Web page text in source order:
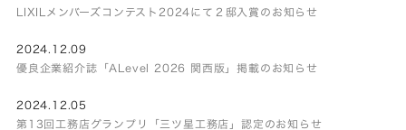
LIXILメンバーズコンテスト2024にて２邸入賞のお知らせ
2024.12.09
優良企業紹介誌「ALevel 2026 関西版」掲載のお知らせ
2024.12.05
第13回工務店グランプリ「三ツ星工務店」認定のお知らせ